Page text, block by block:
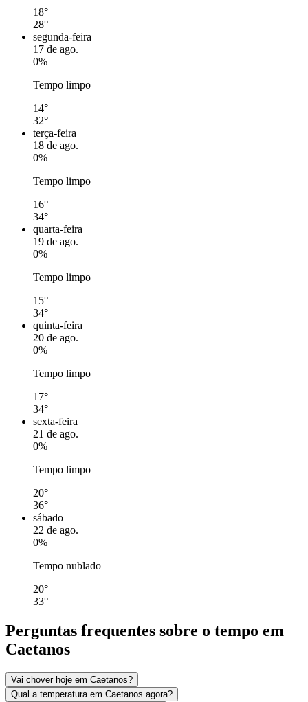
18°
28°
segunda-feira
17 de ago.
0%
Tempo limpo
14°
32°
terça-feira
18 de ago.
0%
Tempo limpo
16°
34°
quarta-feira
19 de ago.
0%
Tempo limpo
15°
34°
quinta-feira
20 de ago.
0%
Tempo limpo
17°
34°
sexta-feira
21 de ago.
0%
Tempo limpo
20°
36°
sábado
22 de ago.
0%
Tempo nublado
20°
33°
Perguntas frequentes sobre o tempo em
Caetanos
Vai chover hoje em Caetanos?
Qual a temperatura em Caetanos agora?